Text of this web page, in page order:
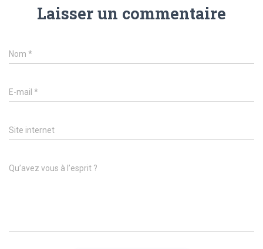
Laisser un commentaire
Nom *
E-mail *
Site internet
Qu’avez vous à l’esprit ?